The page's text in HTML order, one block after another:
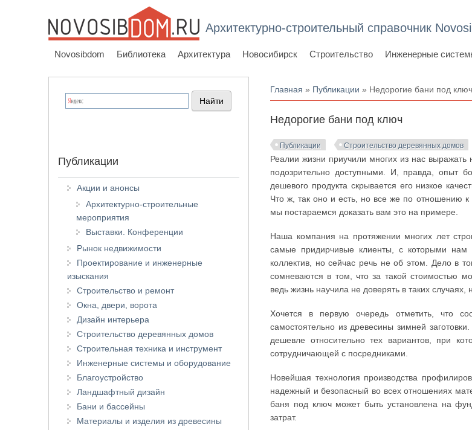
Архитектурно-строительный справочник
Novosibdom Библиотека Архитектура Новосибирск Строительство Инженерные
Вы здесь
Главная » Публикации » Недорогие бани под ключ
Недорогие бани под ключ
Публикации Строительство деревянных домов
Реалии жизни приучили многих из нас
подозрительно доступными. И, правда, опыт
дешевого продукта скрывается его низкое
Что ж, так оно и есть, но все же по отношению
мы постараемся доказать вам это на примере.
Наша компания на протяжении многих лет
самые придирчивые клиенты, с которыми нам
коллектив, но сейчас речь не об этом. Дело в
сомневаются в том, что за такой стоимостью
ведь жизнь научила не доверять в таких
Хочется в первую очередь отметить, что
самостоятельно из древесины зимней
дешевле относительно тех вариантов, при
сотрудничающей с посредниками.
Новейшая технология производства
надежный и безопасный во всех отношениях
баня под ключ может быть установлена на
затрат.
Публикации
Акции и анонсы
Архитектурно-строительные
мероприятия
Выставки. Конференции
Рынок недвижимости
Проектирование и инженерные
изыскания
Строительство и ремонт
Окна, двери, ворота
Дизайн интерьера
Строительство деревянных домов
Строительная техника и инструмент
Инженерные системы и оборудование
Благоустройство
Ландшафтный дизайн
Бани и бассейны
Материалы и изделия из древесины